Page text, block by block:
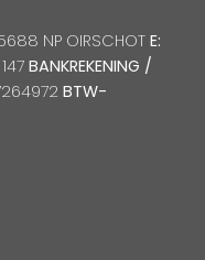
NP OIRSCHOT E:
BANKREKENING /
BTW-